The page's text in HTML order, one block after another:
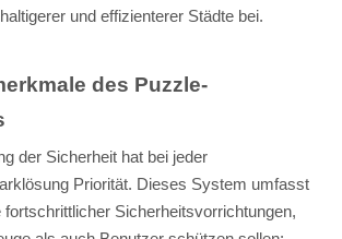
und effizienterer Städte bei.
des Puzzle-
der Sicherheit hat bei jeder
Priorität. Dieses System umfasst
fortschrittlicher Sicherheitsvorrichtungen,